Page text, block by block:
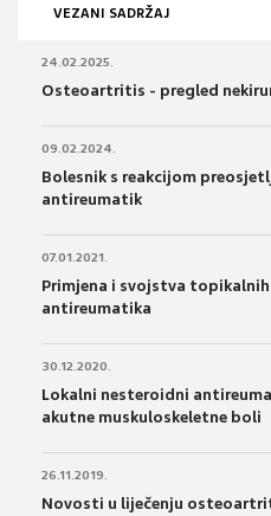
VEZANI SADRŽAJ
24.02.2025.
Osteoartritis - pregled
09.02.2024.
Bolesnik s reakcijom
antireumatik
07.01.2021.
Primjena i svojstva
antireumatika
30.12.2020.
Lokalni nesteroidni
akutne muskuloskeletne boli
26.11.2019.
Novosti u liječenju